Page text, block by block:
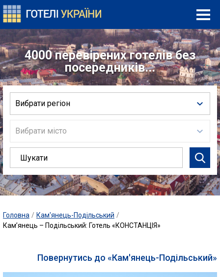
4000 перевірених готелів без
посередників...
Вибрати регіон
Вибрати місто
Головна / Кам'янець-Подільський /
Кам’янець – Подільський: Готель «КОНСТАНЦІЯ»
Повернутись до «Кам'янець-Подільський»